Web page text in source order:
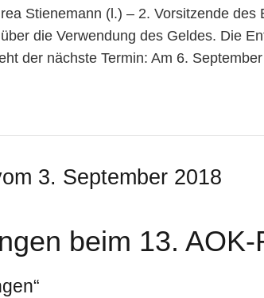
Stienemann (l.) – 2. Vorsitzende des
die Verwendung des Geldes. Die
der nächste Termin: Am 6.
3. September 2018
beim 13.